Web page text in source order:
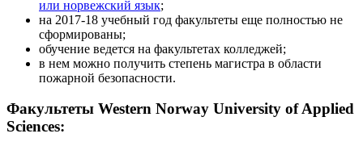
или норвежский язык;
на 2017-18 учебный год факультеты еще полностью не
сформированы;
обучение ведется на факультетах колледжей;
в нем можно получить степень магистра в области
пожарной безопасности.
Факультеты Western Norway University of Applied
Sciences: